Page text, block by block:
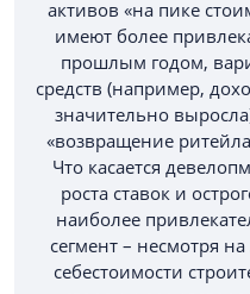
активов «на пике
имеют более
прошлым годом,
средств (например,
значительно
«возвращение
Что касается
роста ставок и
наиболее
сегмент – несмотря
себестоимости